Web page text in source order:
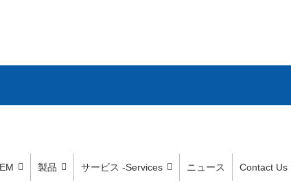
製品 サービス -Services ニュース Contact Us